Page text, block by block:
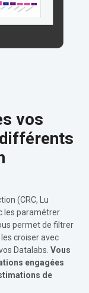
vos
(CRC, Lu
les paramétrer
permet de filtrer
croiser avec
Datalabs.Vous
engagées
de